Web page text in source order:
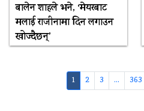
बालेन शाहले भने, ‘मेयरबाट
मलाई राजीनामा दिन लगाउन
खोज्दैछन्’
1 2 3 ... 363